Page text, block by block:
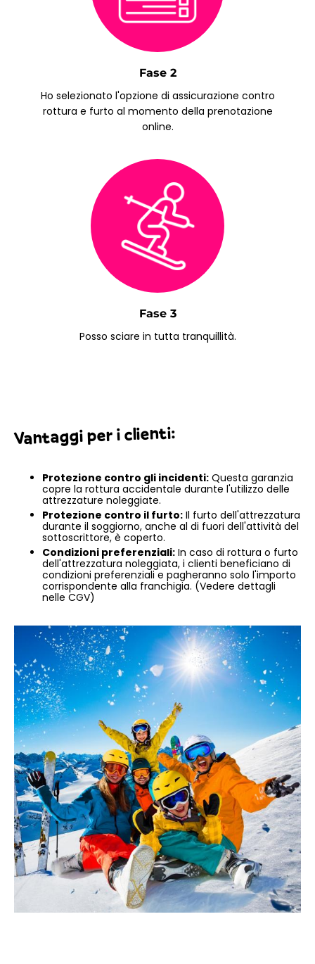
Fase 2
Ho selezionato l'opzione di assicurazione contro
rottura e furto al momento della prenotazione
online.
Fase 3
Posso sciare in tutta tranquillità.
Vantaggi per i clienti:
Protezione contro gli incidenti: Questa garanzia
copre la rottura accidentale durante l'utilizzo delle
attrezzature noleggiate.
Protezione contro il furto: Il furto dell'attrezzatura
durante il soggiorno, anche al di fuori dell'attività del
sottoscrittore, è coperto.
Condizioni preferenziali: In caso di rottura o furto
dell'attrezzatura noleggiata, i clienti beneficiano di
condizioni preferenziali e pagheranno solo l'importo
corrispondente alla franchigia. (Vedere dettagli
nelle CGV)